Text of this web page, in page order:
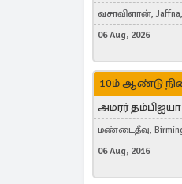
வசாவிளான்,
கிழக்கு
06 Aug, 2026
10ம் ஆண்டு
அமரர்
மண்டைதீவு,
Kingdom
06 Aug, 2016